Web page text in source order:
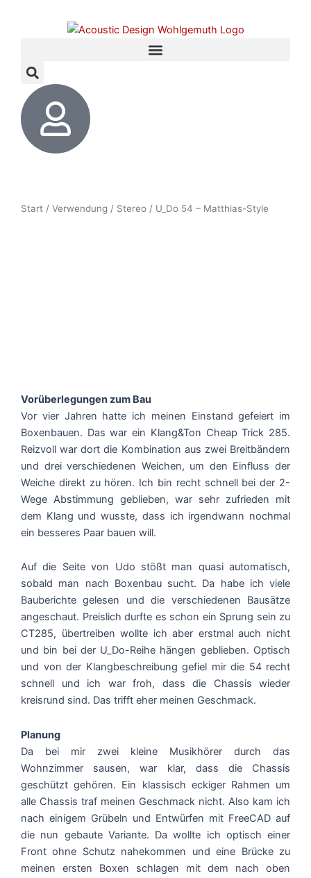
Start / Verwendung / Stereo / U_Do 54 – Matthias-Style
Vorüberlegungen zum Bau
Vor vier Jahren hatte ich meinen Einstand gefeiert im
Boxenbauen. Das war ein Klang&Ton Cheap Trick 285.
Reizvoll war dort die Kombination aus zwei Breitbändern
und drei verschiedenen Weichen, um den Einfluss der
Weiche direkt zu hören. Ich bin recht schnell bei der 2-
Wege Abstimmung geblieben, war sehr zufrieden mit
dem Klang und wusste, dass ich irgendwann nochmal
ein besseres Paar bauen will.
Auf die Seite von Udo stößt man quasi automatisch,
sobald man nach Boxenbau sucht. Da habe ich viele
Bauberichte gelesen und die verschiedenen Bausätze
angeschaut. Preislich durfte es schon ein Sprung sein zu
CT285, übertreiben wollte ich aber erstmal auch nicht
und bin bei der U_Do-Reihe hängen geblieben. Optisch
und von der Klangbeschreibung gefiel mir die 54 recht
schnell und ich war froh, dass die Chassis wieder
kreisrund sind. Das trifft eher meinen Geschmack.
Planung
Da bei mir zwei kleine Musikhörer durch das
Wohnzimmer sausen, war klar, dass die Chassis
geschützt gehören. Ein klassisch eckiger Rahmen um
alle Chassis traf meinen Geschmack nicht. Also kam ich
nach einigem Grübeln und Entwürfen mit FreeCAD auf
die nun gebaute Variante. Da wollte ich optisch einer
Front ohne Schutz nahekommen und eine Brücke zu
meinen ersten Boxen schlagen mit dem nach oben